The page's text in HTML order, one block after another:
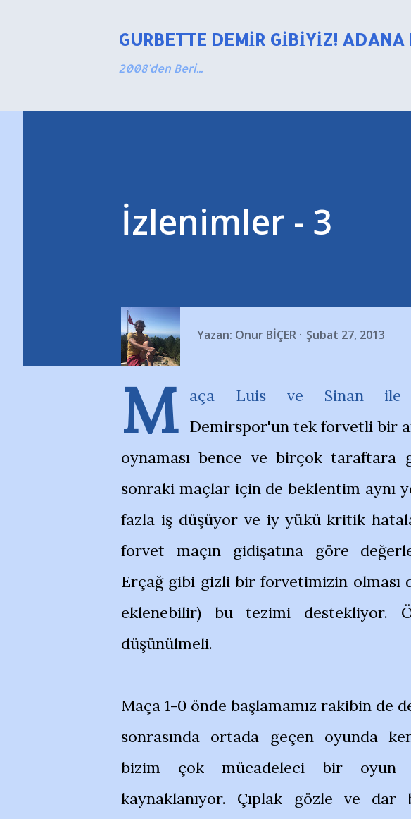
GURBETTE DEMIR GIBIYIZ! ADANA
2008'den Beri...
İzlenimler - 3
Yazan: Onur BİÇER Şubat 27, 2013
M
aça Luis ve Sinan ile
Demirspor'un tek forvetli bir
oynaması bence ve birçok taraftara
sonraki maçlar için de beklentim aynı
fazla iş düşüyor ve iy yükü kritik
forvet maçın gidişatına göre
Erçağ gibi gizli bir forvetimizin
eklenebilir) bu tezimi destekliyor.
düşünülmeli.
Maça 1-0 önde başlamamız rakibin de
sonrasında ortada geçen oyunda
bizim çok mücadeleci bir oyun
kaynaklanıyor. Çıplak gözle ve dar